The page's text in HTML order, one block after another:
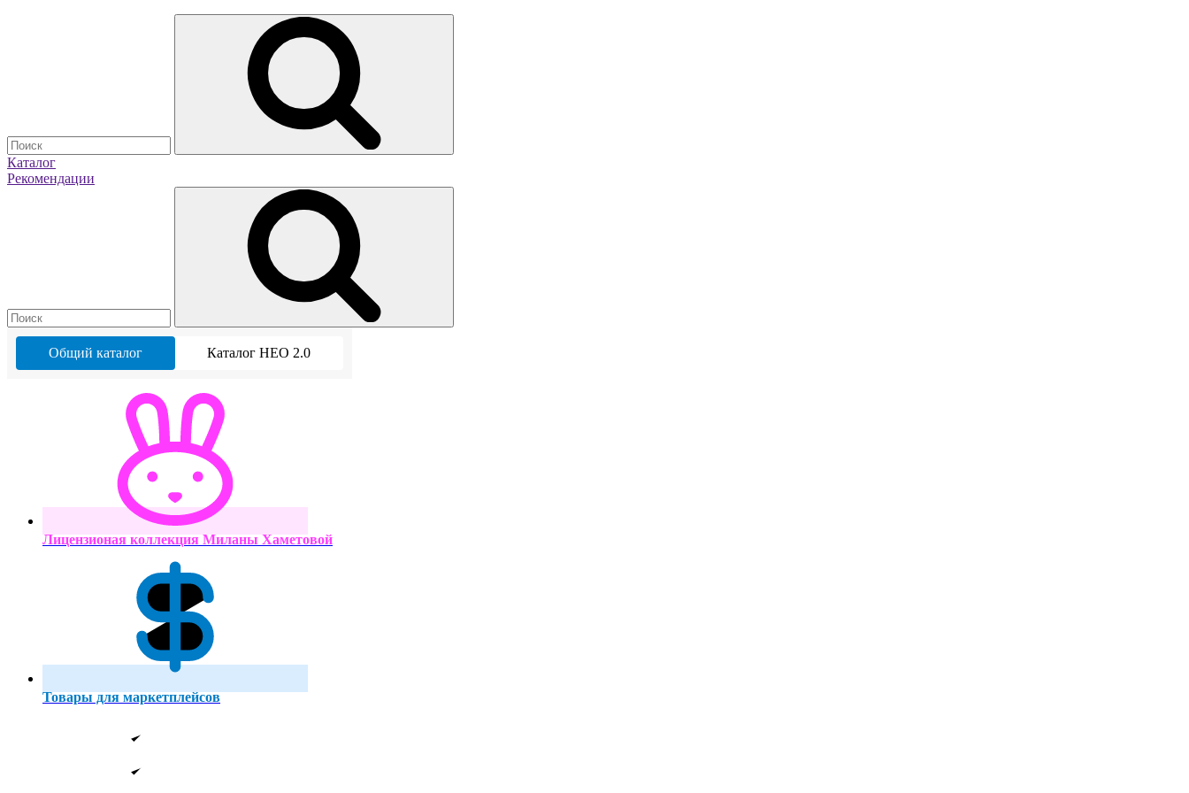
Каталог
Рекомендации
Общий каталог Каталог НЕО 2.0
Лицензионая коллекция Миланы Хаметовой
Товары для маркетплейсов